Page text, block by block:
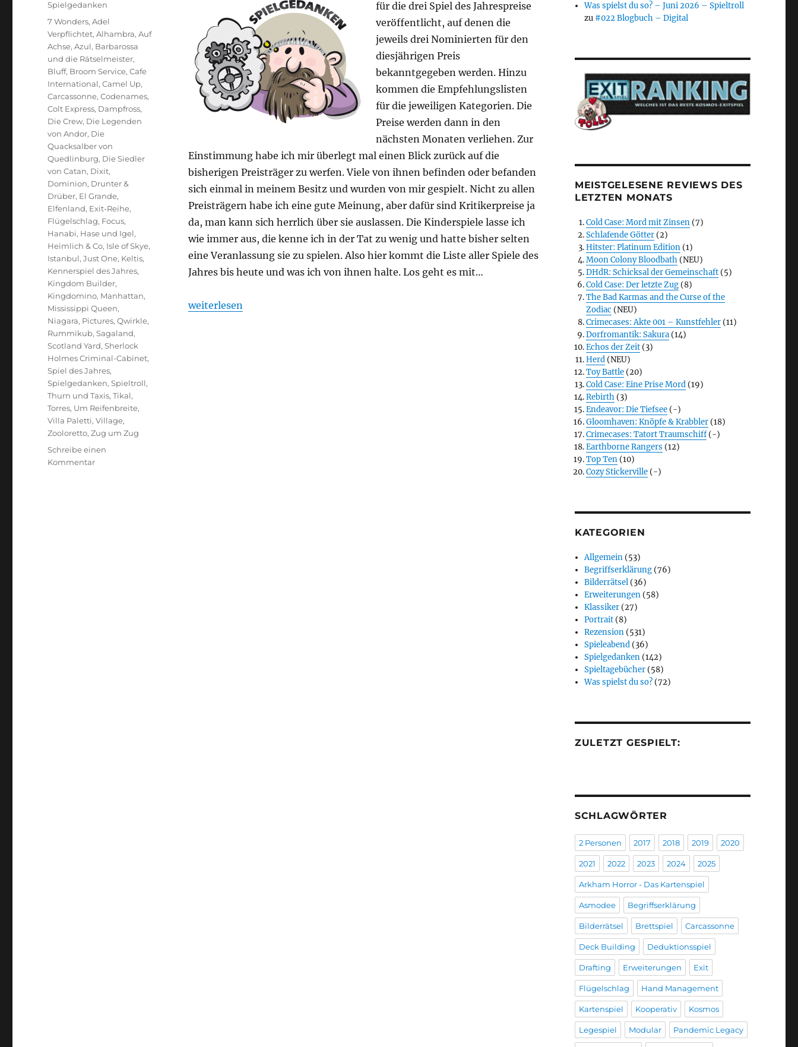
für die drei Spiel des Jahrespreise
veröffentlicht, auf denen die
jeweils drei Nominierten für den
diesjährigen Preis
bekanntgegeben werden. Hinzu
kommen die Empfehlungslisten
für die jeweiligen Kategorien. Die
Preise werden dann in den
nächsten Monaten verliehen. Zur
Einstimmung habe ich mir überlegt mal einen Blick zurück auf die
bisherigen Preisträger zu werfen. Viele von ihnen befinden oder befanden
sich einmal in meinem Besitz und wurden von mir gespielt. Nicht zu allen
Preisträgern habe ich eine gute Meinung, aber dafür sind Kritikerpreise ja
da, man kann sich herrlich über sie auslassen. Die Kinderspiele lasse ich
wie immer aus, die kenne ich in der Tat zu wenig und hatte bisher selten
eine Veranlassung sie zu spielen. Also hier kommt die Liste aller Spiele des
Jahres bis heute und was ich von ihnen halte. Los geht es mit…
„Spiele des Jahres – Ein Überblick“
weiterlesen
Kategorien
Spielgedanken
Schlagwörter
7 Wonders,Adel
Verpflichtet,Alhambra,Auf
Achse,Azul, Barbarossa
und die Rätselmeister,
Bluff, Broom Service,Cafe
International,Camel Up,
Carcassonne,Codenames,
Colt Express, Dampfross,
Die Crew, Die Legenden
von Andor, Die
Quacksalber von
Quedlinburg, Die Siedler
von Catan, Dixit,
Dominion, Drunter &
Drüber, El Grande,
Elfenland, Exit-Reihe,
Flügelschlag, Focus,
Hanabi, Hase und Igel,
Heimlich & Co, Isle of Skye,
Istanbul,Just One, Keltis,
Kennerspiel des Jahres,
Kingdom Builder,
Kingdomino, Manhattan,
Mississippi Queen,
Niagara, Pictures,Qwirkle,
Rummikub,Sagaland,
Scotland Yard,Sherlock
Holmes Criminal-Cabinet,
Spiel des Jahres,
Spielgedanken,Spieltroll,
Thurn und Taxis,Tikal,
Torres, Um Reifenbreite,
Villa Paletti,Village,
Zooloretto,Zug um Zug
Schreibe einen
Kommentarzu
Was spielst du so? – Juni 2026 – Spieltroll
zu #022 Blogbuch – Digital
MEISTGELESENE REVIEWS DES
LETZTEN MONATS
Cold Case: Mord mit Zinsen (7)
Schlafende Götter (2)
Hitster: Platinum Edition (1)
Moon Colony Bloodbath (NEU)
DHdR: Schicksal der Gemeinschaft (5)
Cold Case: Der letzte Zug (8)
The Bad Karmas and the Curse of the
Zodiac (NEU)
Crimecases: Akte 001 – Kunstfehler (11)
Dorfromantik: Sakura (14)
Echos der Zeit (3)
Herd (NEU)
Toy Battle (20)
Cold Case: Eine Prise Mord (19)
Rebirth (3)
Endeavor: Die Tiefsee (-)
Gloomhaven: Knöpfe & Krabbler (18)
Crimecases: Tatort Traumschiff(-)
Earthborne Rangers (12)
Top Ten (10)
Cozy Stickerville (-)
KATEGORIEN
Allgemein (53)
Begriffserklärung (76)
Bilderrätsel (36)
Erweiterungen (58)
Klassiker (27)
Portrait (8)
Rezension (531)
Spieleabend (36)
Spielgedanken (142)
Spieltagebücher (58)
Was spielst du so? (72)
ZULETZT GESPIELT:
SCHLAGWÖRTER
2 Personen 2017 2018 2019 2020
2021 2022 2023 2024 2025
Arkham Horror - Das Kartenspiel
Asmodee Begriffserklärung
Bilderrätsel Brettspiel Carcassonne
Deck Building Deduktionsspiel
Drafting Erweiterungen Exit
Flügelschlag Hand Management
Kartenspiel Kooperativ Kosmos
Legespiel Modular Pandemic Legacy